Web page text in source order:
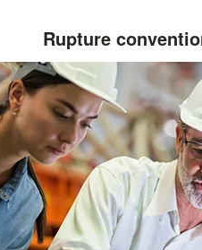
Rupture